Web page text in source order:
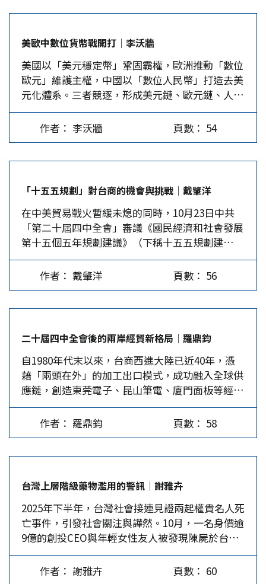
台灣經濟進一步升級，從勞力密集轉向技術密集，
半導體、資訊科技、精密機械等領域逐漸崛起。新
竹科學園區的設立象徵著台灣科技政策的制度化，
也奠定了台積電等企業的全球地位。在冷戰格局
中，台灣獲得美國戰略支持，成為自由世界在亞洲
的經濟樣板。這段歷史不僅展現了制度設計的前瞻
性，也反映出威權體制下的政策執行力。台灣的經
濟奇蹟是土地改革、出口導向、科技投資與國際合
濟的追趕與超越…
段時間，但至今想起，事件似乎仍有一番值得深入
思考和探索之處。 無獨有偶，大陸的頂尖高技術
公司華為也出現了內鬼。就在今年7月，華為前技
術總監張琨因竊取晶片技術被判刑6年。他組織14
人，通過拍攝、抄寫等方式記錄研發資料，竊取了
涉及7個晶片專案的技術細節，導致華為損失約14
億美元。 高科技公司此類事件頻發，暴露了企業
內部管理有漏洞，也反映出科技企業面臨技術安全
司治理。 至於員工犯罪，原因也很簡單。「人為
財死，鳥為食亡」，無非是求發財心切，不惜以身
試法而已。但仔細思考，問題好像又不那麼簡單，
尤其是台積電這件事，應該與島內的大背景有關。
似乎還不能像大陸那樣，僅僅將此事看成一個簡單
的個案。 事實一目了然：在大陸，有誰敢把華為
公司整個打包向外奉獻，媚洋求榮？而眾所周知，
台積電很快就會成為「美積電」了，一旦成為美積
何不可以賣給日本人呢？日本不也是台灣的盟友
嗎？日本政客說「台灣有事，就是日本有事」，台
灣還有人加上「日本有事，也是台灣有事」，而且
去年紀念八一四對日空戰紀念日，台灣軍樂隊居然
奏起日本軍歌。既然台日關係這麼友好密切，一個
2奈米半導體先進製程，又有什麼了不起？…
美歐中數位貨幣戰開打│李沃牆
美國以「美元穩定幣」鞏固霸權，歐洲推動「數位
歐元」維護主權，中國以「數位人民幣」打造去美
元化體系。三者競逐，形成美元鏈、歐元鏈、人民
幣鏈三足鼎立的局面，數位貨幣儼然成為全球金融
的新戰場。 貨幣是一國國力的象徵，誰掌握了貨
幣，誰就能主宰全世界。然而，伴隨科技的發展，
權力的核心。在今日數位經濟下，一場沒有硝煙、
卻極具破壞力的「新貨幣戰爭」已然開打，主角是
美國、歐洲與中國大陸等三大經濟體，在數位貨幣
戰場上的對抗，正悄悄改寫全球金融秩序。 美國
穩定幣維繫美元霸權 美國深知美元是其全球霸權
的根基。自布雷頓森林體系以來，美元一直是全球
貿易與結算的核心。但在數位化浪潮下，去中心化
金融（DeFi）與區塊鏈支付讓美元主導權面臨挑
日，美國眾議院通過《指導並建立美國穩定幣國家
創新法案》（GENIUS…
作者： 李沃牆 頁數： 54
「十五五規劃」對台商的機會與挑戰│戴肇洋
在中美貿易戰火暫緩未熄的同時，10月23日中共
「第二十屆四中全會」審議《國民經濟和社會發展
第十五個五年規劃建議》（下稱十五五規劃建
議）。雖然《十五五規劃建議》必須經明年3月
「兩會」通過後才能生效實施，但從四中全會公報
公布的訊息觀察，「科技」與「民生」將會是中國
力，中國大陸在《十五五規劃》期間，將致力於生
產力的提升、高品質發展，以達成經濟合理穩定增
長、居民消費提高等目標。亦即《十五五規劃》核
心，並非追求經濟高度成長，而是以提高效率、降
低風險與發展韌性為出發；特別強調以企業擔任創
新與投資的主體，在政府充分提供制度、金融支援
下，加速科技自主、突破關鍵領域，降低對外部科
技的依賴，藉此擺脫美國的圍堵。 達成自主科技
在投入上仍集中於受到美國「圍堵」的關鍵領域。
因此，大陸期待在《十五五規劃》期間，以「全面
戰略、系統推進」的思維，再造產業科技發展格
局。其中，最重要的關鍵莫過「科技自主」，除了
因應大陸未來發展階段的需要，以及突破近年遭受
美國科技封鎖之外，更希望為實現2035年現代國家
目標構築堅實基礎。 在此一前提目標下，《十五
作者： 戴肇洋 頁數： 56
二十屆四中全會後的兩岸經貿新格局│羅鼎鈞
自1980年代末以來，台商西進大陸已近40年，憑
藉「兩頭在外」的加工出口模式，成功融入全球供
應鏈，創造東莞電子、昆山筆電、廈門面板等經濟
奇蹟，堪稱兩岸經貿黃金時代典範。然而，隨著大
陸內外環境劇變，勞動力與土地成本上升，「人口
紅利」轉變為「人才紅利」；同時，中美博弈加
台商而言，這份規劃如同轉型指南與機遇地圖，意
味著舊的成功模式不再適用，唯有迅速理解新藍
圖、調整策略，方能在未來五年的競爭賽道中穩健
前行。 新質生產力下的產業升級 綜觀「十五五」
規劃建議的關鍵詞，「新質生產力」無疑是重中之
重。這標誌著大陸的經濟發展邏輯，正從傳統的要
素驅動如勞力和資本，全面轉向創新驅動。其內涵
作者： 羅鼎鈞 頁數： 58
台灣上層階級藥物濫用的警訊│謝雅卉
2025年下半年，台灣社會接連見證兩起權貴名人死
亡事件，引發社會關注與譁然。10月，一名身價逾
9億的創投CEO與年輕女性友人被發現陳屍於台北
信義區的豪宅，現場查獲多種新興毒品，包括K他
命、搖頭丸、FM2與俗稱「神仙水」的GBL。未
作者： 謝雅卉 頁數： 60